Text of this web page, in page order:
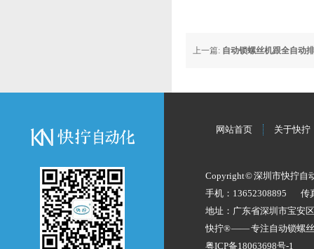
上一篇: 自动锁螺丝机跟全自动
网站首页 关于快拧
Copyright © 深圳市快拧自
手机：13652308895
传
地址：广东省深圳市宝安
快拧® —— 专注自动锁螺
粤ICP备18063698号-1